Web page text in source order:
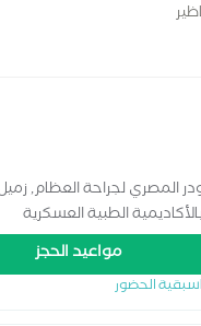
المصري لجراحة العظام, زميل
الطبية العسكرية
مواعيد الحجز
الحضور